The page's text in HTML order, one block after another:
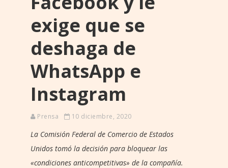
exige que se
deshaga de
WhatsApp e
Instagram
Prensa 10 diciembre, 2020
La Comisión Federal de Comercio de Estados
Unidos tomó la decisión para bloquear las
«condiciones anticompetitivas» de la compañía.